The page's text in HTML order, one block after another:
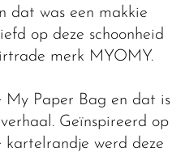
dat was een makkie
op deze schoonheid
merk MYOMY.
My Paper Bag en dat is
Geïnspireerd op
kartelrandje werd deze